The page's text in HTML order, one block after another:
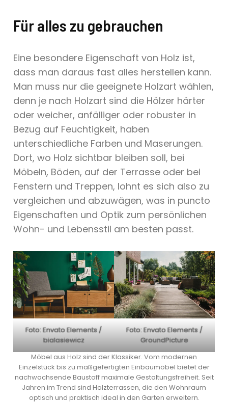
Für alles zu gebrauchen
Eine besondere Eigenschaft von Holz ist,
dass man daraus fast alles herstellen kann.
Man muss nur die geeignete Holzart wählen,
denn je nach Holzart sind die Hölzer härter
oder weicher, anfälliger oder robuster in
Bezug auf Feuchtigkeit, haben
unterschiedliche Farben und Maserungen.
Dort, wo Holz sichtbar bleiben soll, bei
Möbeln, Böden, auf der Terrasse oder bei
Fenstern und Treppen, lohnt es sich also zu
vergleichen und abzuwägen, was in puncto
Eigenschaften und Optik zum persönlichen
Wohn- und Lebensstil am besten passt.
Foto: Envato Elements /
bialasiewicz
Foto: Envato Elements /
GroundPicture
Möbel aus Holz sind der Klassiker. Vom modernen
Einzelstück bis zu maßgefertigten Einbaumöbel bietet der
nachwachsende Baustoff maximale Gestaltungsfreiheit. Seit
Jahren im Trend sind Holzterrassen, die den Wohnraum
optisch und praktisch ideal in den Garten erweitern.